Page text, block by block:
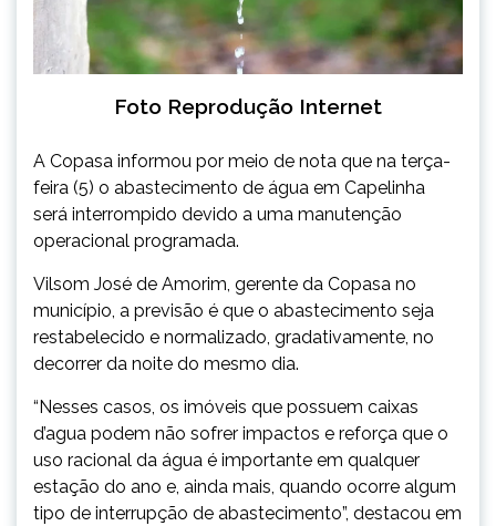
Foto Reprodução Internet
A Copasa informou por meio de nota que na terça-
feira (5) o abastecimento de água em Capelinha
será interrompido devido a uma manutenção
operacional programada.
Vilsom José de Amorim, gerente da Copasa no
município, a previsão é que o abastecimento seja
restabelecido e normalizado, gradativamente, no
decorrer da noite do mesmo dia.
“Nesses casos, os imóveis que possuem caixas
d’agua podem não sofrer impactos e reforça que o
uso racional da água é importante em qualquer
estação do ano e, ainda mais, quando ocorre algum
tipo de interrupção de abastecimento”, destacou em